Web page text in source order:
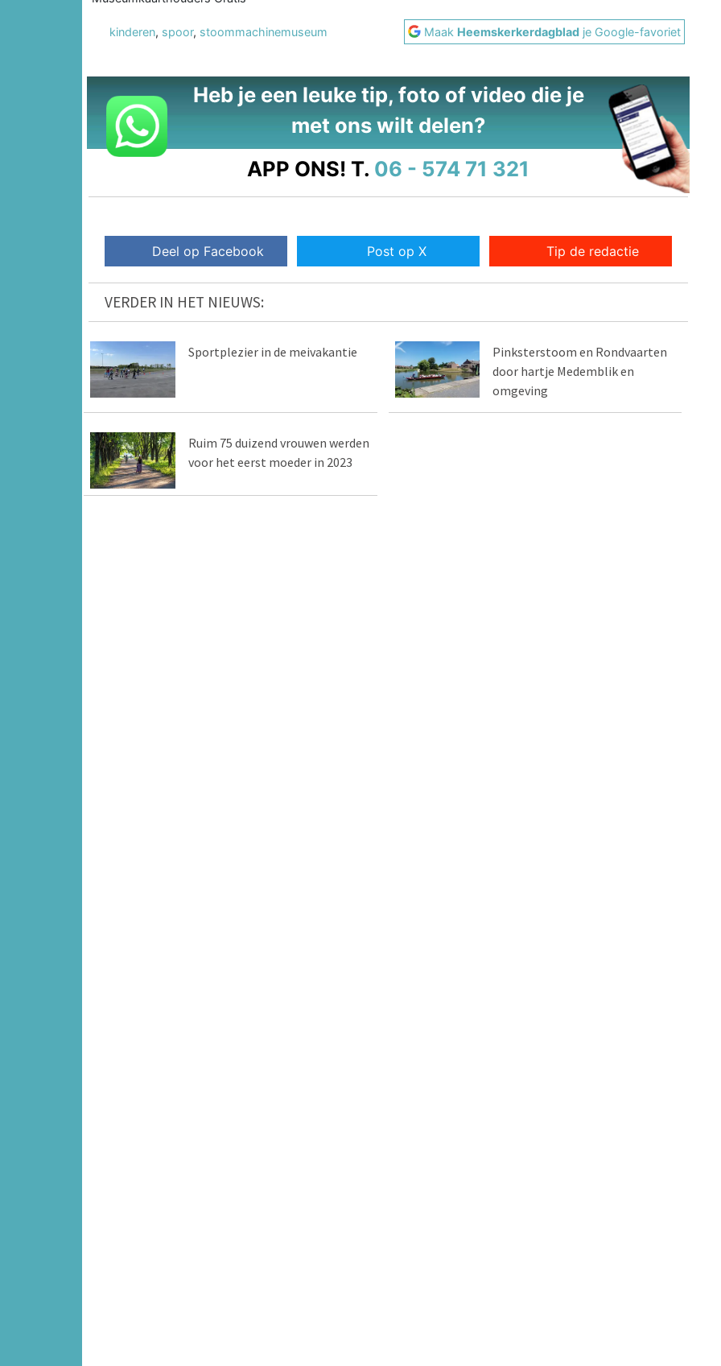
kinderen, spoor, stoommachinemuseum Maak Heemskerkerdagblad je Google-favoriet
Heb je een leuke tip, foto of video die je
met ons wilt delen?
APP ONS! T. 06 - 574 71 321
Deel op Facebook Post op X Tip de redactie
VERDER IN HET NIEUWS:
Sportplezier in de meivakantie
Pinksterstoom en Rondvaarten
door hartje Medemblik en
omgeving
Ruim 75 duizend vrouwen werden
voor het eerst moeder in 2023